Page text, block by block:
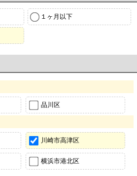
１ヶ月以下
品川区
川崎市高津区
横浜市港北区